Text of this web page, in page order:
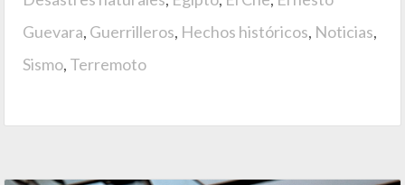
Guevara, Guerrilleros, Hechos históricos, Noticias,
Sismo, Terremoto